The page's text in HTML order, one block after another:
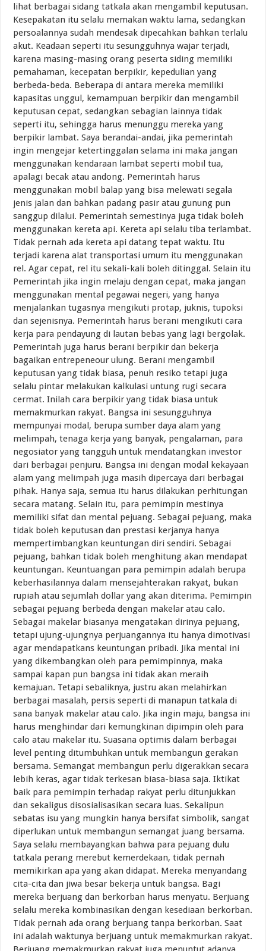
lihat berbagai sidang tatkala akan mengambil keputusan.
Kesepakatan itu selalu memakan waktu lama, sedangkan
persoalannya sudah mendesak dipecahkan bahkan terlalu
akut. Keadaan seperti itu sesungguhnya wajar terjadi,
karena masing-masing orang peserta siding memiliki
pemahaman, kecepatan berpikir, kepedulian yang
berbeda-beda. Beberapa di antara mereka memiliki
kapasitas unggul, kemampuan berpikir dan mengambil
keputusan cepat, sedangkan sebagian lainnya tidak
seperti itu, sehingga harus menunggu mereka yang
berpikir lambat. Saya berandai-andai, jika pemerintah
ingin mengejar ketertinggalan selama ini maka jangan
menggunakan kendaraan lambat seperti mobil tua,
apalagi becak atau andong. Pemerintah harus
menggunakan mobil balap yang bisa melewati segala
jenis jalan dan bahkan padang pasir atau gunung pun
sanggup dilalui. Pemerintah semestinya juga tidak boleh
menggunakan kereta api. Kereta api selalu tiba terlambat.
Tidak pernah ada kereta api datang tepat waktu. Itu
terjadi karena alat transportasi umum itu menggunakan
rel. Agar cepat, rel itu sekali-kali boleh ditinggal. Selain itu
Pemerintah jika ingin melaju dengan cepat, maka jangan
menggunakan mental pegawai negeri, yang hanya
menjalankan tugasnya mengikuti protap, juknis, tupoksi
dan sejenisnya. Pemerintah harus berani mengikuti cara
kerja para pendayung di lautan bebas yang lagi bergolak.
Pemerintah juga harus berani berpikir dan bekerja
bagaikan entrepeneour ulung. Berani mengambil
keputusan yang tidak biasa, penuh resiko tetapi juga
selalu pintar melakukan kalkulasi untung rugi secara
cermat. Inilah cara berpikir yang tidak biasa untuk
memakmurkan rakyat. Bangsa ini sesungguhnya
mempunyai modal, berupa sumber daya alam yang
melimpah, tenaga kerja yang banyak, pengalaman, para
negosiator yang tangguh untuk mendatangkan investor
dari berbagai penjuru. Bangsa ini dengan modal kekayaan
alam yang melimpah juga masih dipercaya dari berbagai
pihak. Hanya saja, semua itu harus dilakukan perhitungan
secara matang. Selain itu, para pemimpin mestinya
memiliki sifat dan mental pejuang. Sebagai pejuang, maka
tidak boleh keputusan dan prestasi kerjanya hanya
mempertimbangkan keuntungan diri sendiri. Sebagai
pejuang, bahkan tidak boleh menghitung akan mendapat
keuntungan. Keuntuangan para pemimpin adalah berupa
keberhasilannya dalam mensejahterakan rakyat, bukan
rupiah atau sejumlah dollar yang akan diterima. Pemimpin
sebagai pejuang berbeda dengan makelar atau calo.
Sebagai makelar biasanya mengatakan dirinya pejuang,
tetapi ujung-ujungnya perjuangannya itu hanya dimotivasi
agar mendapatkans keuntungan pribadi. Jika mental ini
yang dikembangkan oleh para pemimpinnya, maka
sampai kapan pun bangsa ini tidak akan meraih
kemajuan. Tetapi sebaliknya, justru akan melahirkan
berbagai masalah, persis seperti di manapun tatkala di
sana banyak makelar atau calo. Jika ingin maju, bangsa ini
harus menghindar dari kemungkinan dipimpin oleh para
calo atau makelar itu. Suasana optimis dalam berbagai
level penting ditumbuhkan untuk membangun gerakan
bersama. Semangat membangun perlu digerakkan secara
lebih keras, agar tidak terkesan biasa-biasa saja. Iktikat
baik para pemimpin terhadap rakyat perlu ditunjukkan
dan sekaligus disosialisasikan secara luas. Sekalipun
sebatas isu yang mungkin hanya bersifat simbolik, sangat
diperlukan untuk membangun semangat juang bersama.
Saya selalu membayangkan bahwa para pejuang dulu
tatkala perang merebut kemerdekaan, tidak pernah
memikirkan apa yang akan didapat. Mereka menyandang
cita-cita dan jiwa besar bekerja untuk bangsa. Bagi
mereka berjuang dan berkorban harus menyatu. Berjuang
selalu mereka kombinasikan dengan kesediaan berkorban.
Tidak pernah ada orang berjuang tanpa berkorban. Saat
ini adalah waktunya berjuang untuk memakmurkan rakyat.